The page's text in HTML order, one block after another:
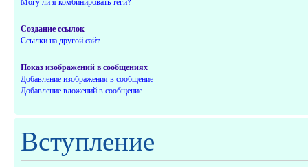
Создание ссылок
Ссылки на другой сайт
Показ изображений в сообщениях
Добавление изображения в сообщение
Добавление вложений в сообщение
Вступление